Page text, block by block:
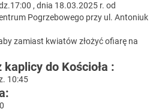
, dnia 18.03.2025 r. od
Pogrzebowego przy ul. Antoniuk
zamiast kwiatów złożyć ofiarę na
do Kościoła :
10:45